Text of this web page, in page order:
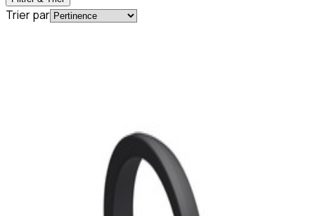
Trier par